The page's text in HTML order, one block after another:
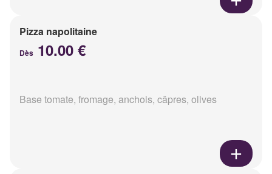
Pizza napolitaine
Dès 10.00 €
Base tomate, fromage, anchois, câpres, olives